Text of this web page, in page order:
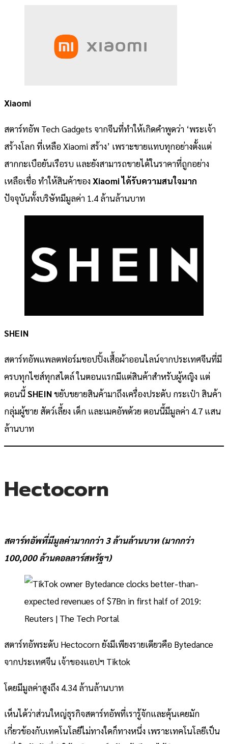
Xiaomi
สตาร์ทอัพ Tech Gadgets จากจีนที่ทำให้เกิดคำพูดว่า ‘พระเจ้า
สร้างโลก ที่เหลือ Xiaomi สร้าง’ เพราะขายแทบทุกอย่างตั้งแต่
สากกะเบือยันเรือรบ และยังสามารถขายได้ในราคาที่ถูกอย่าง
เหลือเชื่อ ทำให้สินค้าของXiaomi ได้รับความสนใจมาก
ปัจจุบันทั้งบริษัทมีมูลค่า 1.4 ล้านล้านบาท
SHEIN
สตาร์ทอัพแพลตฟอร์มชอปปิ้งเสื้อผ้าออนไลน์จากประเทศจีนที่มี
ครบทุกไซส์ทุกสไตล์ ในตอนแรกมีแต่สินค้าสำหรับผู้หญิง แต่
ตอนนี้SHEINขยับขยายสินค้ามาถึงเครื่องประดับ กระเป๋า สินค้า
กลุ่มผู้ชาย สัตว์เลี้ยง เด็ก และเมคอัพด้วย ตอนนี้มีมูลค่า 4.7 แสน
ล้านบาท
Hectocorn
สตาร์ทอัพที่มีมูลค่ามากกว่า 3 ล้านล้านบาท (มากกว่า
100,000 ล้านดอลลาร์สหรัฐฯ)
สตาร์ทอัพระดับ Hectocorn ยังมีเพียงรายเดียวคือ Bytedance
จากประเทศจีน เจ้าของแอปฯ Tiktok
โดยมีมูลค่าสูงถึง 4.34 ล้านล้านบาท
เห็นได้ว่าส่วนใหญ่ธุรกิจสตาร์ทอัพที่เรารู้จักและคุ้นเคยมัก
เกี่ยวข้องกับเทคโนโลยีไม่ทางใดก็ทางหนึ่ง เพราะเทคโนโลยีเป็น